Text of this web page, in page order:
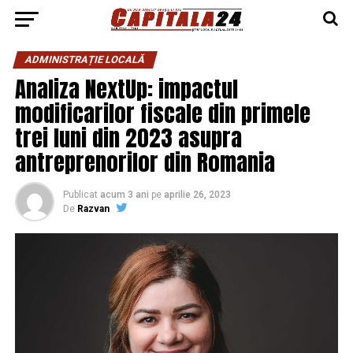
ADMINISTRAȚIE LOCALĂ
Analiza NextUp: impactul
modificarilor fiscale din primele
trei luni din 2023 asupra
antreprenorilor din Romania
Publicat acum 3 ani pe aprilie 26, 2023
De Razvan